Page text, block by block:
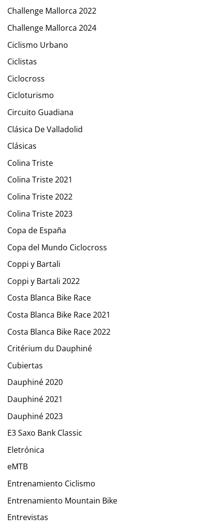
Challenge Mallorca 2022
Challenge Mallorca 2024
Ciclismo Urbano
Ciclistas
Ciclocross
Cicloturismo
Circuito Guadiana
Clásica De Valladolid
Clásicas
Colina Triste
Colina Triste 2021
Colina Triste 2022
Colina Triste 2023
Copa de España
Copa del Mundo Ciclocross
Coppi y Bartali
Coppi y Bartali 2022
Costa Blanca Bike Race
Costa Blanca Bike Race 2021
Costa Blanca Bike Race 2022
Critérium du Dauphiné
Cubiertas
Dauphiné 2020
Dauphiné 2021
Dauphiné 2023
E3 Saxo Bank Classic
Eletrónica
eMTB
Entrenamiento Ciclismo
Entrenamiento Mountain Bike
Entrevistas